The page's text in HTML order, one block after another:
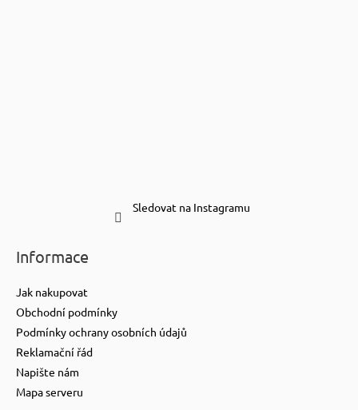
Sledovat na Instagramu
Informace
Jak nakupovat
Obchodní podmínky
Podmínky ochrany osobních údajů
Reklamační řád
Napište nám
Mapa serveru